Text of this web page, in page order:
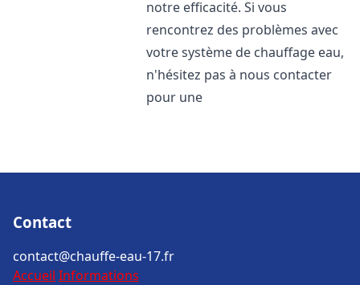
notre efficacité. Si vous
rencontrez des problèmes avec
votre système de chauffage eau,
n'hésitez pas à nous contacter
pour une
Contact
contact@chauffe-eau-17.fr
Accueil Informations